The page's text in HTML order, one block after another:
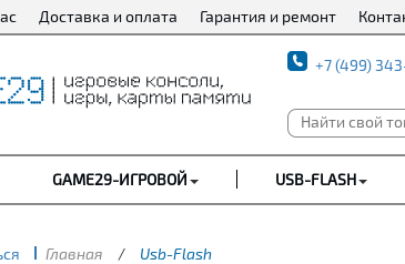
Доставка и оплата Гарантия и ремонт
+7 (499)
GAME29-ИГРОВОЙ USB-FLASH
Главная / Usb-Flash